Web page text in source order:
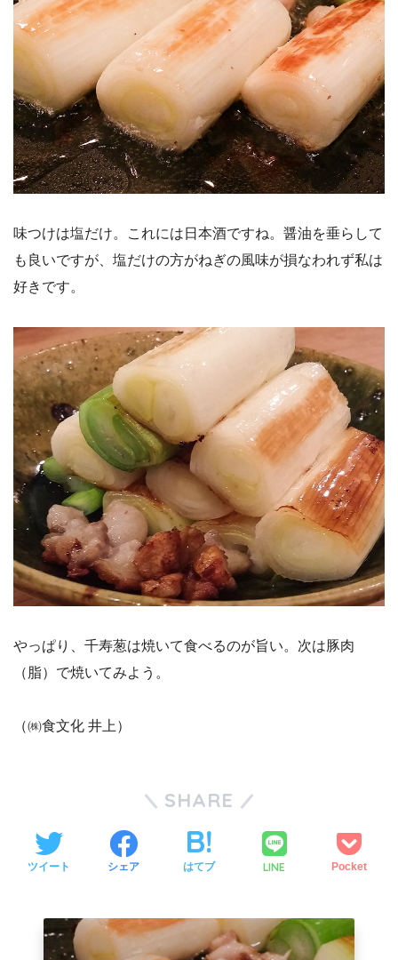
味つけは塩だけ。これには日本酒ですね。醤油を垂らして
も良いですが、塩だけの方がねぎの風味が損なわれず私は
好きです。
やっぱり、千寿葱は焼いて食べるのが旨い。次は豚肉
（脂）で焼いてみよう。
（㈱食文化 井上）
SHARE
ツイート シェア はてブ LINE Pocket